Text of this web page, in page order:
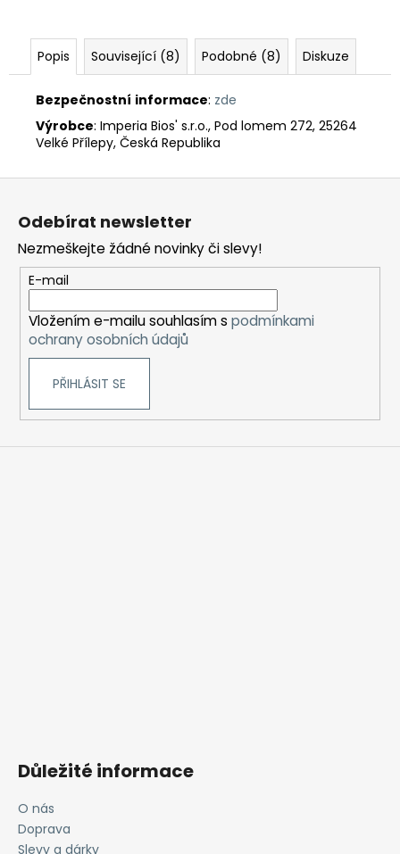
Popis Související (8) Podobné (8) Diskuze
Bezpečnostní informace: zde
Výrobce: Imperia Bios' s.r.o., Pod lomem 272, 25264
Velké Přílepy, Česká Republika
Odebírat newsletter
Nezmeškejte žádné novinky či slevy!
E-mail
Vložením e-mailu souhlasím s podmínkami
ochrany osobních údajů
PŘIHLÁSIT SE
Důležité informace
O nás
Doprava
Slevy a dárky